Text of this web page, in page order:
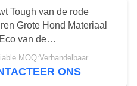
11
Tough van de rode
Grote Hond Materiaal
van de
Duim het
Rubber
MOQ:Verhandelbaar
ONS